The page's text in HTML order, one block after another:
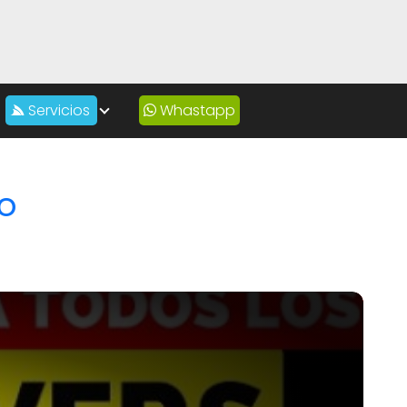
Servicios Whastapp